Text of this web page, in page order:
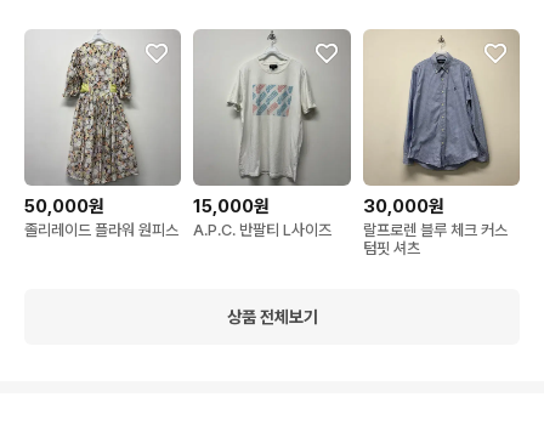
50,000원
졸리레이드 플라워 원피스
15,000원
A.P.C. 반팔티 L사이즈
30,000원
랄프로렌 블루 체크 커스
텀핏 셔츠
상품 전체보기